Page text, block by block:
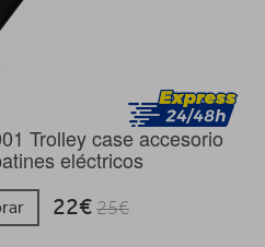
Trolley case accesorio
eléctricos
22€25€